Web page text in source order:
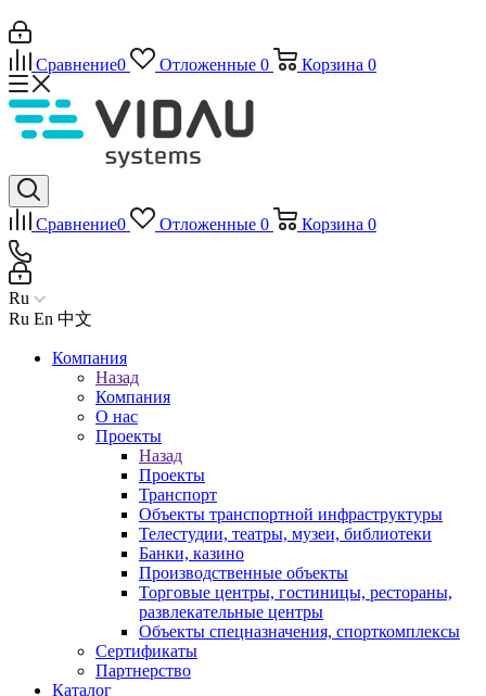
Сравнение0 Отложенные 0 Корзина 0
Сравнение0 Отложенные 0 Корзина 0
Ru
Ru En 中文
Компания
Назад
Компания
О нас
Проекты
Назад
Проекты
Транспорт
Объекты транспортной инфраструктуры
Телестудии, театры, музеи, библиотеки
Банки, казино
Производственные объекты
Торговые центры, гостиницы, рестораны,
развлекательные центры
Объекты спецназначения, спорткомплексы
Сертификаты
Партнерство
Каталог